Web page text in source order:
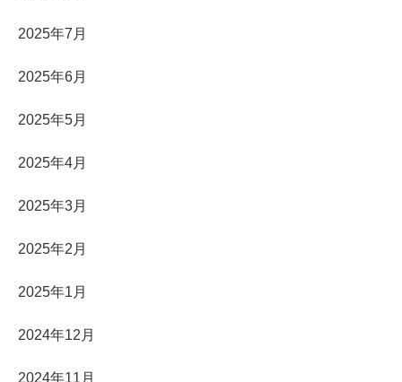
2025年7月
2025年6月
2025年5月
2025年4月
2025年3月
2025年2月
2025年1月
2024年12月
2024年11月